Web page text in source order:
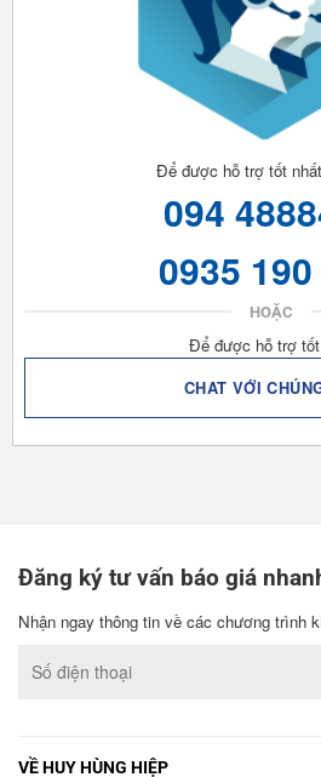
Để được hỗ trợ tốt
094
0935 190
HOẶC
Để được hỗ trợ
CHAT VỚI
Đăng ký tư vấn báo giá
Nhận ngay thông tin về các chương trình
VỀ HUY HÙNG HIỆP